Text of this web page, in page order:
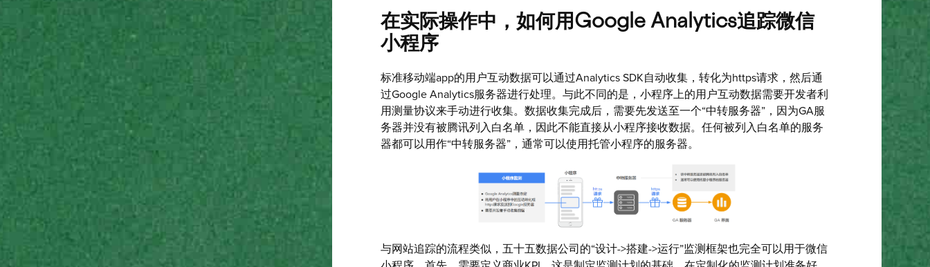
在实际操作中，如何用Google Analytics追踪微信
小程序
标准移动端app的用户互动数据可以通过Analytics SDK自动收集，转化为https请求，然后通
过Google Analytics服务器进行处理。与此不同的是，小程序上的用户互动数据需要开发者利
用测量协议来手动进行收集。数据收集完成后，需要先发送至一个“中转服务器”，因为GA服
务器并没有被腾讯列入白名单，因此不能直接从小程序接收数据。任何被列入白名单的服务
器都可以用作“中转服务器”，通常可以使用托管小程序的服务器。
与网站追踪的流程类似，五十五数据公司的“设计->搭建->运行”监测框架也完全可以用于微信